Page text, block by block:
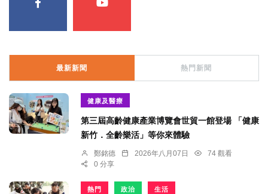
最新新聞 熱門新聞
健康及醫療
第三屆高齡健康產業博覽會世貿一館登場 「健康
新竹．全齡樂活」等你來體驗
鄭銘德 2026年八月07日
74 觀看
0 分享
熱門 政治 生活